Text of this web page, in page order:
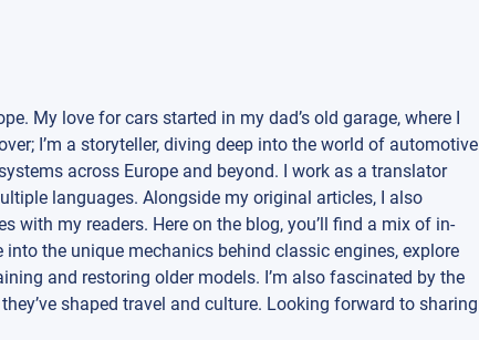
My love for cars started in my dad’s old garage, where I
I’m a storyteller, diving deep into the world of automotive
across Europe and beyond. I work as a translator
languages. Alongside my original articles, I also
with my readers. Here on the blog, you’ll find a mix of in-
the unique mechanics behind classic engines, explore
and restoring older models. I’m also fascinated by the
shaped travel and culture. Looking forward to sharing